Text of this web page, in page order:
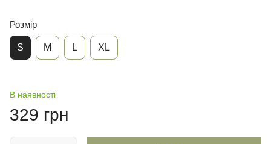
Розмір
S М L XL
В наявності
329 грн